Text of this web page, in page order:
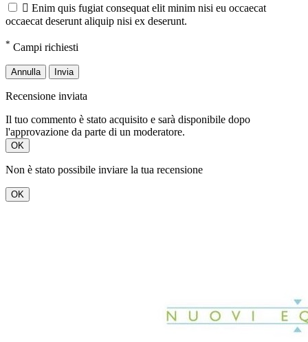
 Enim quis fugiat consequat elit minim nisi eu occaecat
occaecat deserunt aliquip nisi ex deserunt.
* Campi richiesti
Annulla Invia
Recensione inviata
Il tuo commento è stato acquisito e sarà disponibile dopo
l'approvazione da parte di un moderatore.
OK
Non è stato possibile inviare la tua recensione
OK